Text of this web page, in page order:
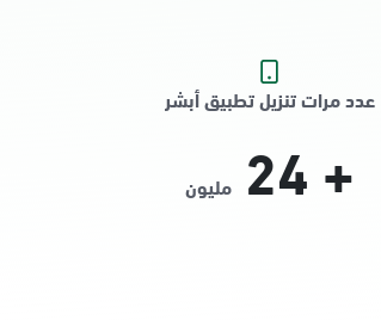
عدد مرات تنزيل تطبيق أبشر
+
24 مليون